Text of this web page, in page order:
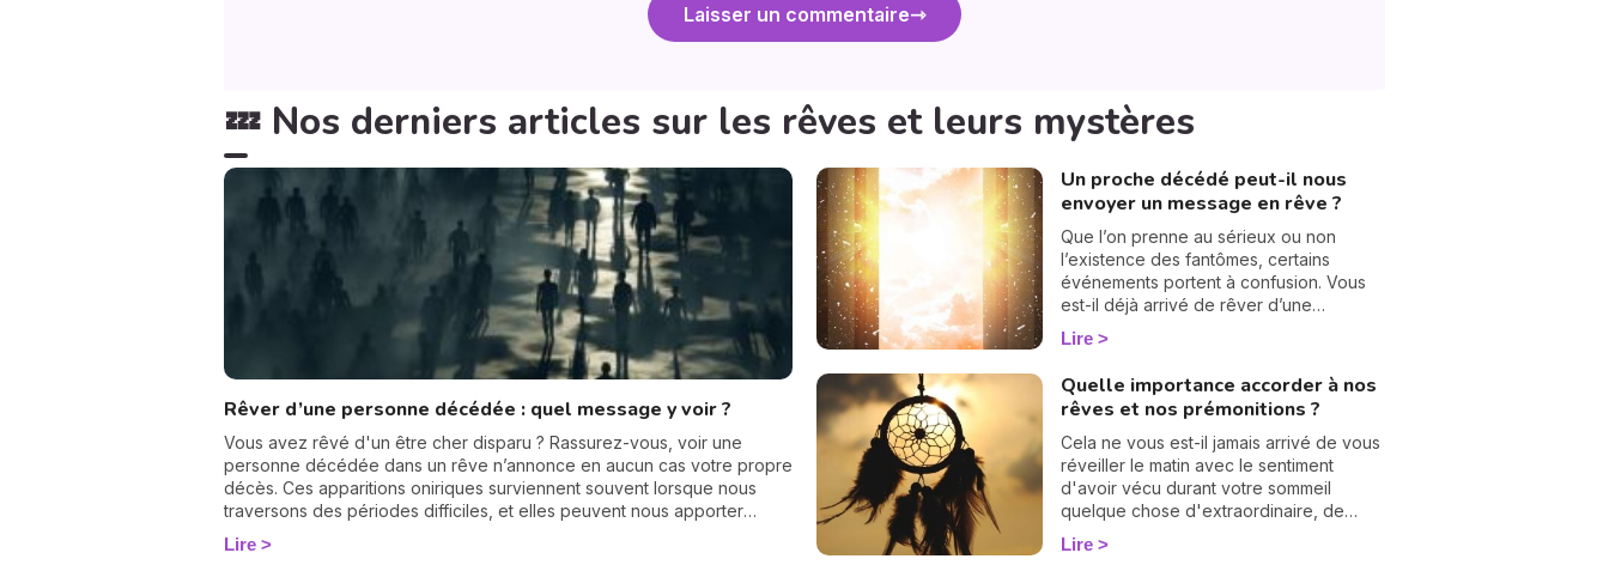
Laisser un commentaire
💤 Nos derniers articles sur les rêves et leurs mystères
Rêver d’une personne décédée : quel message y voir ?
Vous avez rêvé d'un être cher disparu ? Rassurez-vous, voir une
personne décédée dans un rêve n’annonce en aucun cas votre propre
décès. Ces apparitions oniriques surviennent souvent lorsque nous
traversons des périodes difficiles, et elles peuvent nous apporter
réconfort ou solutions. La signification de ces rêves varie selon
l'identité du défunt qui vous rend visite. Explorons ensemble les
Lire
Un proche décédé peut-il nous
envoyer un message en rêve ?
Que l’on prenne au sérieux ou non
l’existence des fantômes, certains
événements portent à confusion. Vous
est-il déjà arrivé de rêver d’une
personne décédée ? Sachez que ce
semblant d’illusion n’était pas qu’un rêve,
car les défunts savent parfaitement où
et quand vous trouver, pour vous
apporter ou vous demander de l’aide.
Un proche décédé peut-il nous envoyer
un message en rêve ?
Lire
Quelle importance accorder à nos
rêves et nos prémonitions ?
Cela ne vous est-il jamais arrivé de vous
réveiller le matin avec le sentiment
d'avoir vécu durant votre sommeil
quelque chose d'extraordinaire, de
magique ou de dramatique ? Épanouie
ou en sueur au réveil, vous vous
Lire